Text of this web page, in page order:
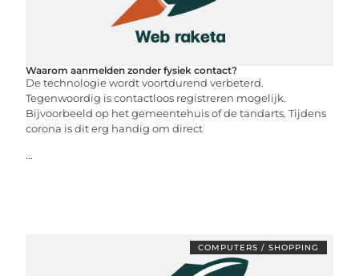
Waarom aanmelden zonder fysiek contact?
De technologie wordt voortdurend verbeterd.
Tegenwoordig is contactloos registreren mogelijk.
Bijvoorbeeld op het gemeentehuis of de tandarts. Tijdens
corona is dit erg handig om direct
...
COMPUTERS / SHOPPING